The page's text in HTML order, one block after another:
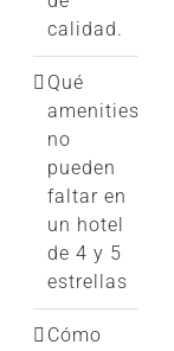
calidad.
Qué
amenities
no
pueden
faltar en
un hotel
de 4 y 5
estrellas
Cómo